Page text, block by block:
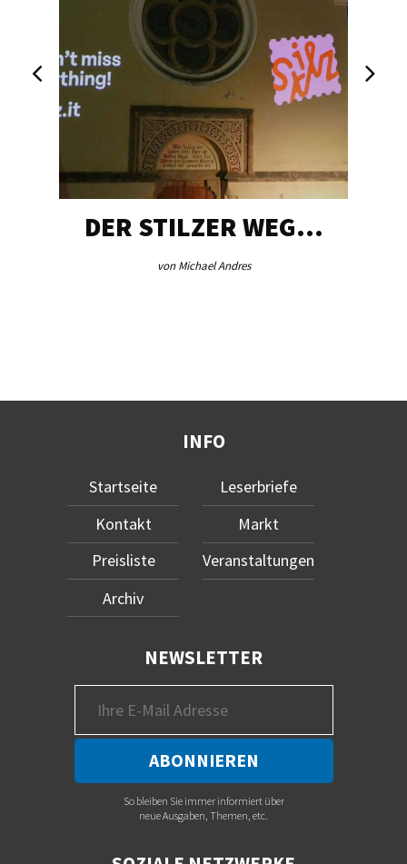
DER STILZER WEG…
von Michael Andres
INFO
Startseite
Kontakt
Preisliste
Archiv
Leserbriefe
Markt
Veranstaltungen
NEWSLETTER
So bleiben Sie immer informiert über
neue Ausgaben, Themen, etc.